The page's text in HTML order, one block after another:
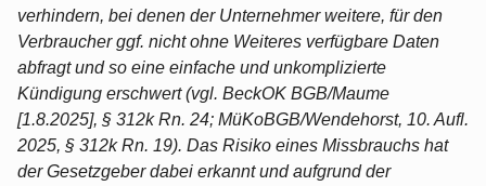
verhindern, bei denen der Unternehmer weitere, für den
Verbraucher ggf. nicht ohne Weiteres verfügbare Daten
abfragt und so eine einfache und unkomplizierte
Kündigung erschwert (vgl. BeckOK BGB/Maume
[1.8.2025], § 312k Rn. 24; MüKoBGB/Wendehorst, 10. Aufl.
2025, § 312k Rn. 19). Das Risiko eines Missbrauchs hat
der Gesetzgeber dabei erkannt und aufgrund der